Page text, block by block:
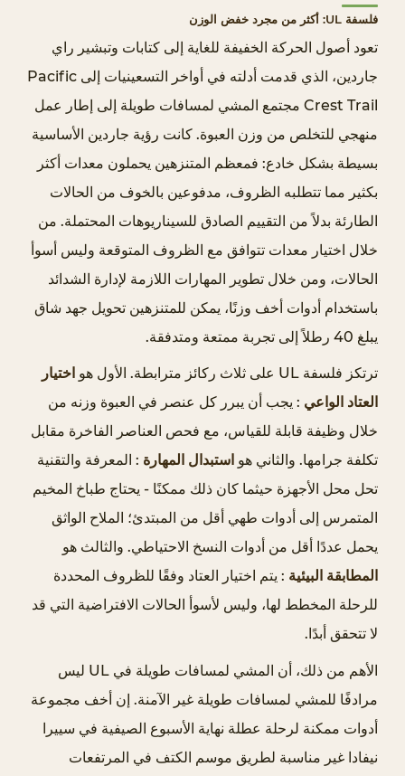
ب
ا
ح
ث
ح
ق
م
ك
س
ب
2
1
م
ج
ئ
خ
فلسفة UL: أكثر من مجرد خفض الوزن
تعود أصول الحركة الخفيفة للغاية إلى كتابات وتبشير راي
جاردين، الذي قدمت أدلته في أواخر التسعينيات إلى Pacific
Crest Trail مجتمع المشي لمسافات طويلة إلى إطار عمل
منهجي للتخلص من وزن العبوة. كانت رؤية جاردين الأساسية
بسيطة بشكل خادع: فمعظم المتنزهين يحملون معدات أكثر
بكثير مما تتطلبه الظروف، مدفوعين بالخوف من الحالات
الطارئة بدلاً من التقييم الصادق للسيناريوهات المحتملة. من
خلال اختيار معدات تتوافق مع الظروف المتوقعة وليس أسوأ
الحالات، ومن خلال تطوير المهارات اللازمة لإدارة الشدائد
باستخدام أدوات أخف وزنًا، يمكن للمتنزهين تحويل جهد شاق
يبلغ 40 رطلاً إلى تجربة ممتعة ومتدفقة.
ترتكز فلسفة UL على ثلاث ركائز مترابطة. الأول هو
اختيار
العتاد الواعي : يجب أن يبرر كل عنصر في العبوة وزنه من
خلال وظيفة قابلة للقياس، مع فحص العناصر الفاخرة مقابل
تكلفة جرامها. والثاني هو استبدال المهارة : المعرفة والتقنية
تحل محل الأجهزة حيثما كان ذلك ممكنًا - يحتاج طباخ المخيم
المتمرس إلى أدوات طهي أقل من المبتدئ؛ الملاح الواثق
يحمل عددًا أقل من أدوات النسخ الاحتياطي. والثالث هو
المطابقة البيئية : يتم اختيار العتاد وفقًا للظروف المحددة
للرحلة المخطط لها، وليس لأسوأ الحالات الافتراضية التي قد
لا تتحقق أبدًا.
الأهم من ذلك، أن المشي لمسافات طويلة في UL ليس
مرادفًا للمشي لمسافات طويلة غير الآمنة. إن أخف مجموعة
أدوات ممكنة لرحلة عطلة نهاية الأسبوع الصيفية في سييرا
نيفادا غير مناسبة لطريق موسم الكتف في المرتفعات